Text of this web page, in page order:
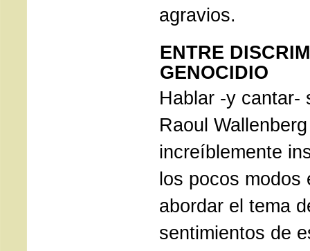
agravios.
ENTRE
GENOCIDIO
Hablar -y cantar-
Raoul
increíblemente
los pocos modos
abordar el tema
sentimientos de